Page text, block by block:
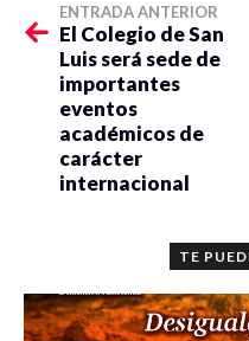
ENTRADA ANTERIOR
El Colegio de San
Luis será sede de
importantes
eventos
académicos de
carácter
internacional
TE